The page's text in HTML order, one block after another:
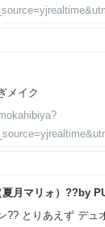
メイク
夏月マリォ）??by
?? とりあえず デュ